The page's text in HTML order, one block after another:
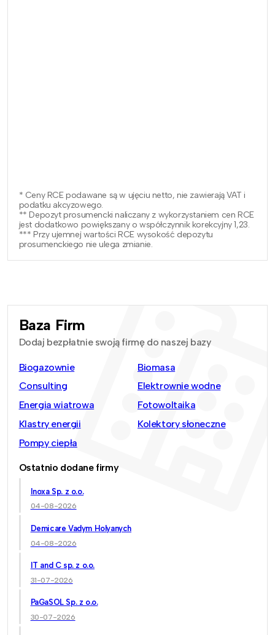
* Ceny RCE podawane są w ujęciu netto, nie zawierają VAT i
podatku akcyzowego.
** Depozyt prosumencki naliczany z wykorzystaniem cen RCE
jest dodatkowo powiększany o współczynnik korekcyjny 1,23.
*** Przy ujemnej wartości RCE wysokość depozytu
prosumenckiego nie ulega zmianie.
Baza Firm
Dodaj bezpłatnie swoją firmę do naszej bazy
Biogazownie
Biomasa
Consulting
Elektrownie wodne
Energia wiatrowa
Fotowoltaika
Klastry energii
Kolektory słoneczne
Pompy ciepła
Ostatnio dodane firmy
Inoxa Sp. z o.o.
04-08-2026
Demicare Vadym Holyanych
04-08-2026
IT and C sp. z o.o.
31-07-2026
PaGaSOL Sp. z o.o.
30-07-2026